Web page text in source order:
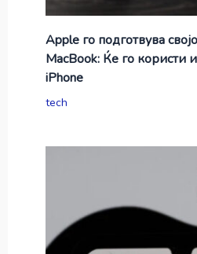
Apple го подготвува
MacBook: Ќе го користи
iPhone
tech